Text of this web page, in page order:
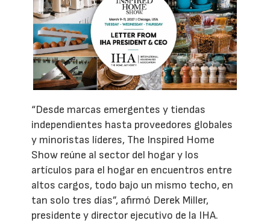
“Desde marcas emergentes y tiendas
independientes hasta proveedores globales
y minoristas líderes, The Inspired Home
Show reúne al sector del hogar y los
artículos para el hogar en encuentros entre
altos cargos, todo bajo un mismo techo, en
tan solo tres días”, afirmó Derek Miller,
presidente y director ejecutivo de la IHA.